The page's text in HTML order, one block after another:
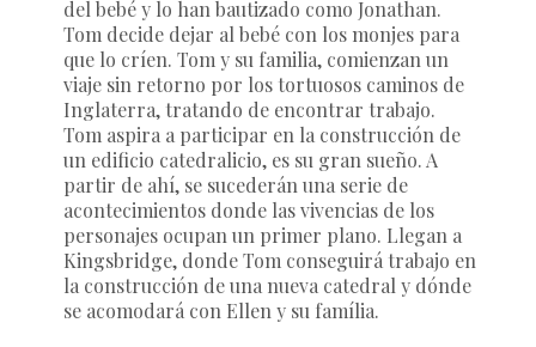
del bebé y lo han bautizado como Jonathan.
Tom decide dejar al bebé con los monjes para
que lo críen. Tom y su familia, comienzan un
viaje sin retorno por los tortuosos caminos de
Inglaterra, tratando de encontrar trabajo.
Tom aspira a participar en la construcción de
un edificio catedralicio, es su gran sueño. A
partir de ahí, se sucederán una serie de
acontecimientos donde las vivencias de los
personajes ocupan un primer plano. Llegan a
Kingsbridge, donde Tom conseguirá trabajo en
la construcción de una nueva catedral y dónde
se acomodará con Ellen y su família.